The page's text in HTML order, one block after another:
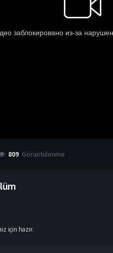
809 Görüntülenme
için hazır.